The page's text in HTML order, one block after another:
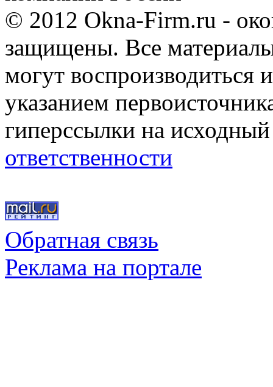
© 2012 Okna-Firm.ru -
защищены. Все
могут воспроизводиться
указанием
гиперссылки на
ответственности
Обратная связь
Реклама на портале